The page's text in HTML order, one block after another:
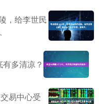
，给李世民
多清凉？
易中心受